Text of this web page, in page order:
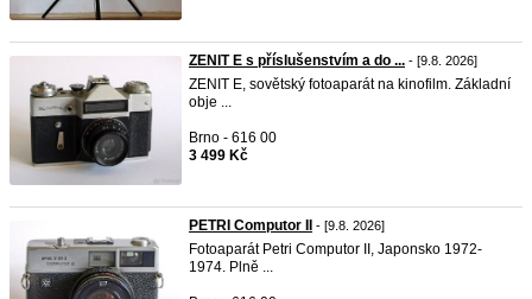
ZENIT E s příslušenstvím a do ... - [9.8. 2026]
ZENIT E, sovětský fotoaparát na kinofilm. Základní
obje ...
Brno - 616 00
3 499 Kč
PETRI Computor II - [9.8. 2026]
Fotoaparát Petri Computor II, Japonsko 1972-
1974. Plně ...